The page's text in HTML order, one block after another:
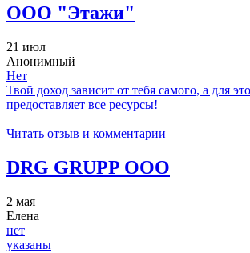
ООО "Этажи"
21 июл
Анонимный
Нет
Твой доход зависит от тебя самого, а для
предоставляет все ресурсы!
Читать отзыв и комментарии
DRG GRUPP ООО
2 мая
Елена
нет
указаны